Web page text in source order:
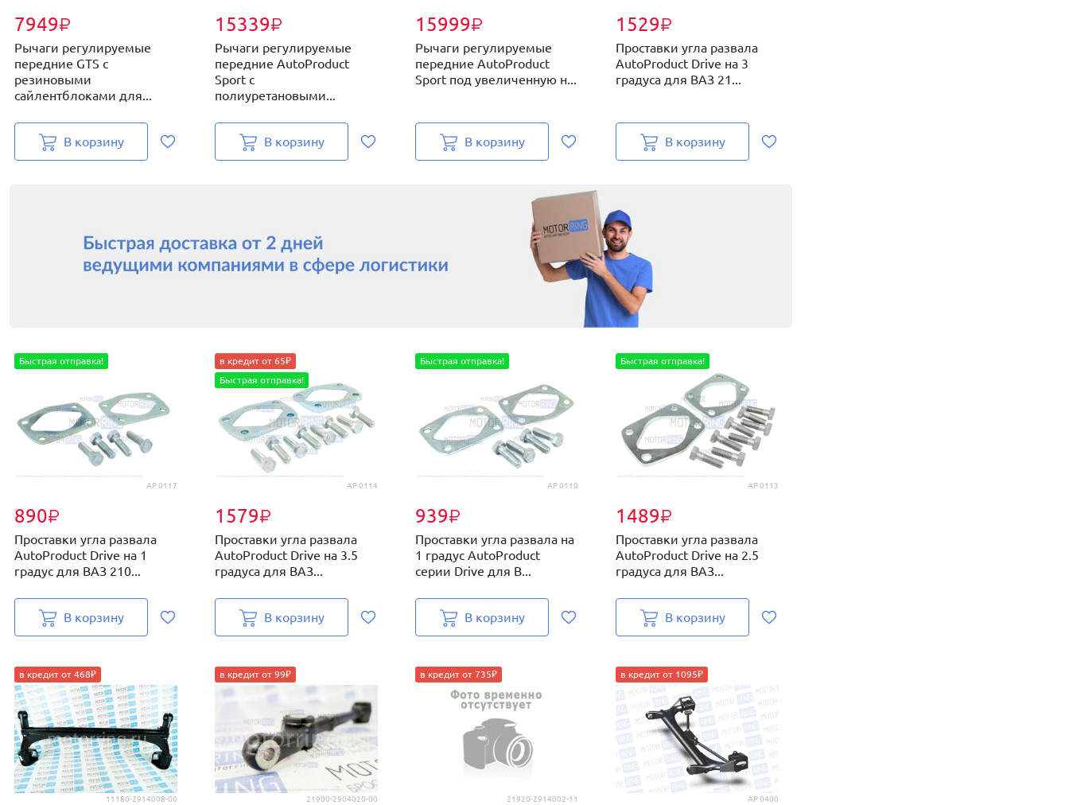
7949₽
Рычаги регулируемые
передние GTS с
резиновыми
сайлентблоками для...
В корзину
15339₽
Рычаги регулируемые
передние AutoProduct
Sport с
полиуретановыми...
В корзину
15999₽
Рычаги регулируемые
передние AutoProduct
Sport под увеличенную н...
В корзину
1529₽
Проставки угла развала
AutoProduct Drive на 3
градуса для ВАЗ 21...
В корзину
AP 0117
890₽
Быстрая отправка!
Проставки угла развала
AutoProduct Drive на 1
градус для ВАЗ 210...
В корзину
AP 0114
1579₽
в кредит от 65₽
Быстрая отправка!
Проставки угла развала
AutoProduct Drive на 3.5
градуса для ВАЗ...
В корзину
AP 0110
939₽
Быстрая отправка!
Проставки угла развала на
1 градус AutoProduct
серии Drive для В...
В корзину
AP 0113
1489₽
Быстрая отправка!
Проставки угла развала
AutoProduct Drive на 2.5
градуса для ВАЗ...
В корзину
11180-2914008-00
в кредит от 468₽
21900-2904020-00
в кредит от 99₽
21920-2914002-11
в кредит от 735₽
AP 0400
в кредит от 1095₽